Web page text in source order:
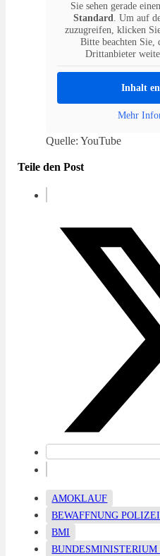
Sie sehen gerade
Standard. Um auf
zuzugreifen, klicken
Bitte beachten Sie,
Drittanbieter
Inhalt
Mehr
Quelle: YouTube
Teile den Post
AMOKLAUF
BEWAFFNUNG POLIZEI
BMI
BUNDESMINISTERIUM